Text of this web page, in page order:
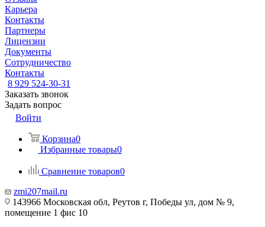
Карьера
Контакты
Партнеры
Лицензии
Документы
Сотрудничество
Контакты
8 929 524-30-31
Заказать звонок
Задать вопрос
Войти
Корзина0
Избранные товары0
Сравнение товаров0
zmi207mail.ru
143966 Московская обл, Реутов г, Победы ул, дом № 9,
помещение 1 фис 10